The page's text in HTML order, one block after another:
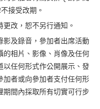
接受改期。
改，恕不另行通知。
影及錄音，參加者出席活動
的相片、影像、肖像及任何
以任何形式作公開展示、發
加者或向參加者支付任何形
期間內採取所有切實可行步